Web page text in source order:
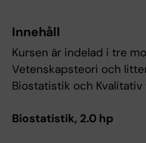
Innehåll
Kursen är indelad i tre
Vetenskapsteori och
Biostatistik och
Biostatistik, 2.0 hp